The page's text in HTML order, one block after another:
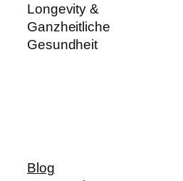
Longevity &
Ganzheitliche
Gesundheit
Blog